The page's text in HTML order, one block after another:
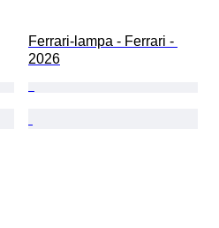
Ferrari-lampa - Ferrari -
2026